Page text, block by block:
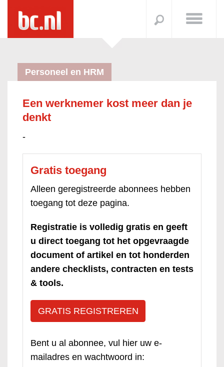
Personeel en HRM
Een werknemer kost meer dan je
denkt
-
Gratis toegang
Alleen geregistreerde abonnees hebben
toegang tot deze pagina.
Registratie is volledig gratis en geeft
u direct toegang tot het opgevraagde
document of artikel en tot honderden
andere checklists, contracten en tests
& tools.
GRATIS REGISTREREN
Bent u al abonnee, vul hier uw e-
mailadres en wachtwoord in: